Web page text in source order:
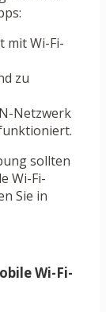
mit Wi-Fi-
zu
Netzwerk
sollten
Wi-Fi-
Sie in
Wi-Fi-